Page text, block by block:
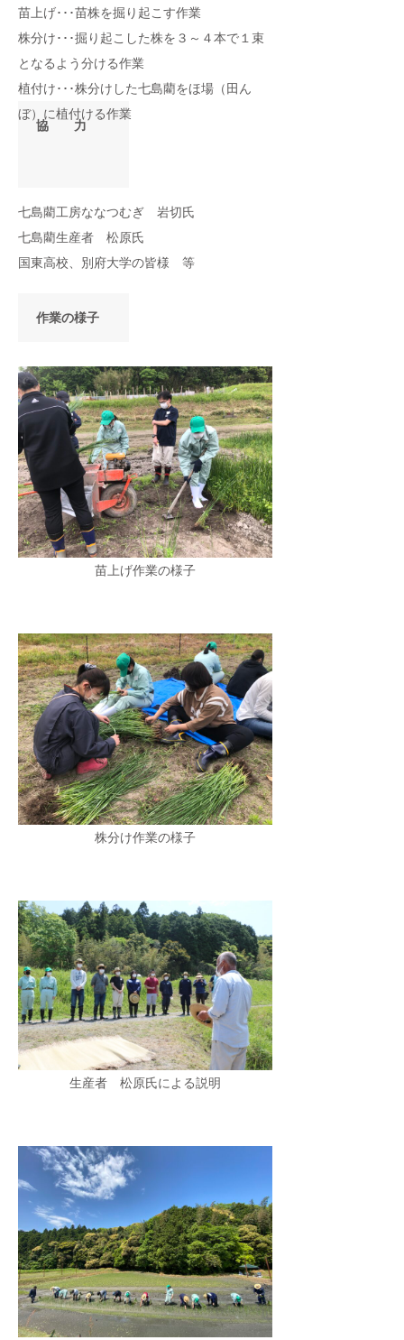
苗上げ･･･苗株を掘り起こす作業
株分け･･･掘り起こした株を３～４本で１束
となるよう分ける作業
植付け･･･株分けした七島藺をほ場（田ん
ぼ）に植付ける作業
協 力
七島藺工房ななつむぎ 岩切氏
七島藺生産者 松原氏
国東高校、別府大学の皆様 等
作業の様子
苗上げ作業の様子
株分け作業の様子
生産者 松原氏による説明